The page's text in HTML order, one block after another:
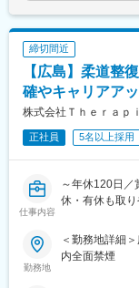
・支援機関と
・介助業務
※請求・申請業
■キャリアパ
・エリアマネ
・シニアマネー
・統括マネージ
・運営部部長：
や入居数、メ
でステップア
・当社は日本
で成長を遂げ
の兼務もしく
円/月を支給賃
下する可能性
す。
締切間近
【広島】柔道整
確やキャリアア
株式会社Ｔｈｅｒａｐ
正社員 5名以上採用
仕事内容
～年休120日／
休・有休も取
■業務内容：
勤務地
＜勤務地詳細
内全面禁煙